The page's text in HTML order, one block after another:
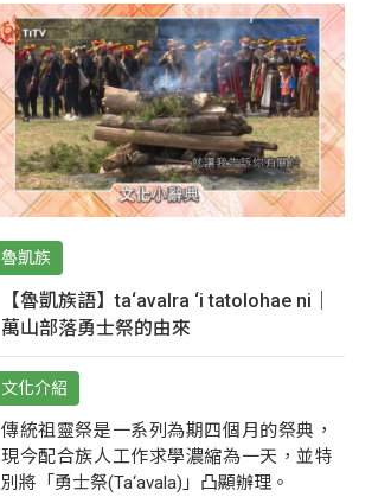
魯凱族
【魯凱族語】ta‘avalra ‘i tatolohae ni｜
萬山部落勇士祭的由來
文化介紹
傳統祖靈祭是一系列為期四個月的祭典，
現今配合族人工作求學濃縮為一天，並特
別將「勇士祭(Ta‘avala)」凸顯辦理。